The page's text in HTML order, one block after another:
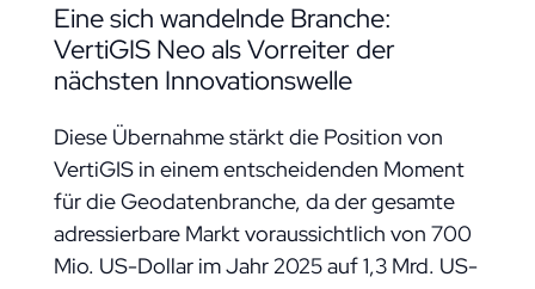
Eine sich wandelnde Branche:
VertiGIS Neo als Vorreiter der
nächsten Innovationswelle
Diese Übernahme stärkt die Position von
VertiGIS in einem entscheidenden Moment
für die Geodatenbranche, da der gesamte
adressierbare Markt voraussichtlich von 700
Mio. US-Dollar im Jahr 2025 auf 1,3 Mrd. US-